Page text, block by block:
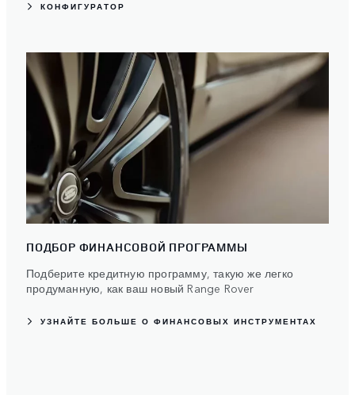
КОНФИГУРАТОР
ПОДБОР ФИНАНСОВОЙ ПРОГРАММЫ
Подберите кредитную программу, такую же легко
продуманную, как ваш новый Range Rover
УЗНАЙТЕ БОЛЬШЕ О ФИНАНСОВЫХ ИНСТРУМЕНТАХ